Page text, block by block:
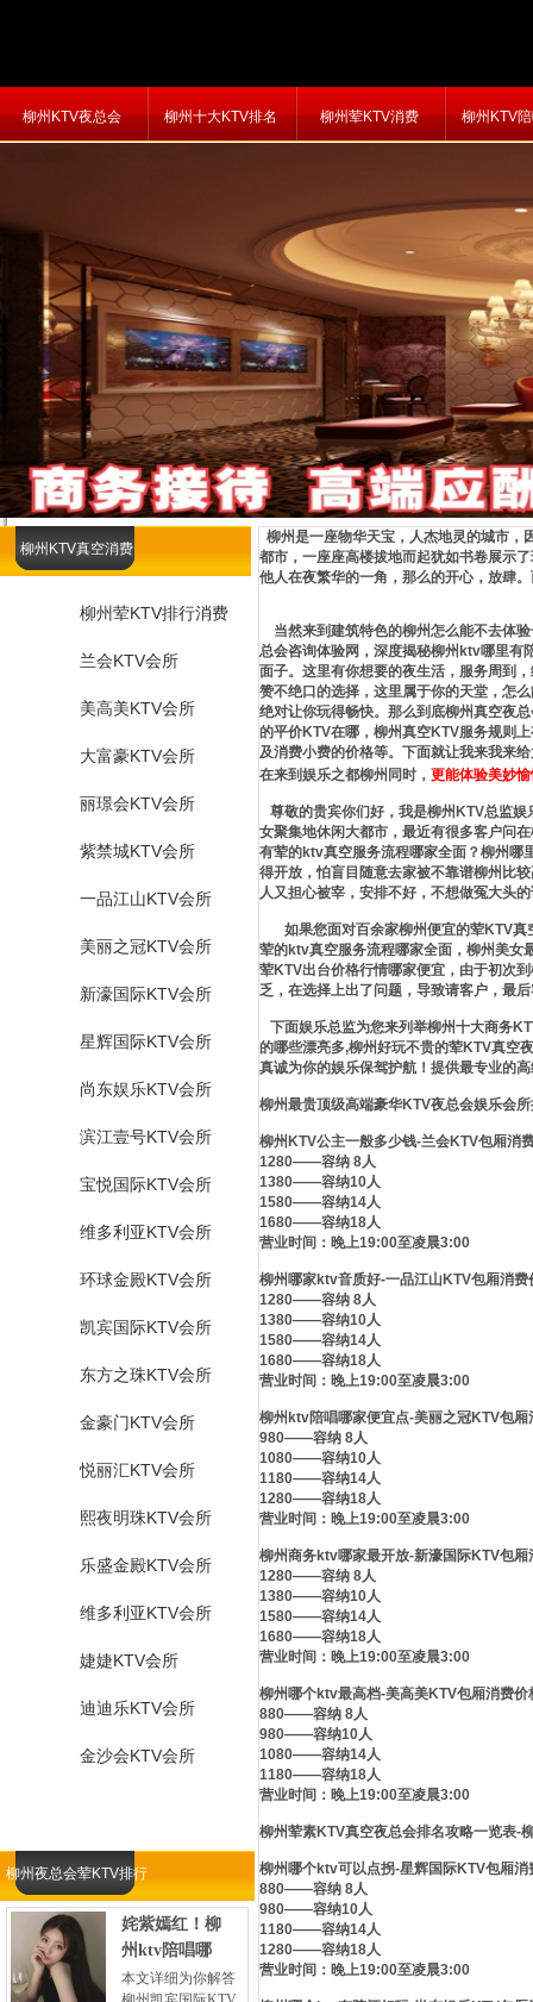
柳州KTV夜总会 柳州十大KTV排名 柳州荤KTV消费 柳州KTV
柳州是一座物华天宝，人杰地灵的城市，
都市，一座座高楼拔地而起犹如书卷展示
他人在夜繁华的一角，那么的开心，放肆
当然来到建筑特色的柳州怎么能不去体
总会咨询体验网，深度揭秘柳州ktv哪里有
面子。这里有你想要的夜生活，服务周到
赞不绝口的选择，这里属于你的天堂，怎
绝对让你玩得畅快。那么到底柳州真空夜
的平价KTV在哪，柳州真空KTV服务规则
及消费小费的价格等。下面就让我来我来
在来到娱乐之都柳州同时， 更能体验美妙
尊敬的贵宾你们好，我是柳州KTV总监
女聚集地休闲大都市，最近有很多客户问
有荤的ktv真空服务流程哪家全面？柳州哪
得开放，怕盲目随意去家被不靠谱柳州比
人又担心被宰，安排不好，不想做冤大头
如果您面对百余家柳州便宜的荤KTV真
荤的ktv真空服务流程哪家全面，柳州美女
荤KTV出台价格行情哪家便宜，由于初次
乏，在选择上出了问题，导致请客户，最
下面娱乐总监为您来列举柳州十大商务
的哪些漂亮多,柳州好玩不贵的荤KTV真空
真诚为你的娱乐保驾护航！提供最专业的
柳州最贵顶级高端豪华KTV夜总会娱乐会
柳州KTV公主一般多少钱-兰会KTV包厢消
1280——容纳 8人
1380——容纳10人
1580——容纳14人
1680——容纳18人
营业时间：晚上19:00至凌晨3:00
柳州哪家ktv音质好-一品江山KTV包厢消费
1280——容纳 8人
1380——容纳10人
1580——容纳14人
1680——容纳18人
营业时间：晚上19:00至凌晨3:00
柳州ktv陪唱哪家便宜点-美丽之冠KTV包厢
980——容纳 8人
1080——容纳10人
1180——容纳14人
1280——容纳18人
营业时间：晚上19:00至凌晨3:00
柳州商务ktv哪家最开放-新濠国际KTV包厢
1280——容纳 8人
1380——容纳10人
1580——容纳14人
1680——容纳18人
营业时间：晚上19:00至凌晨3:00
柳州哪个ktv最高档-美高美KTV包厢消费价
880——容纳 8人
980——容纳10人
1080——容纳14人
1180——容纳18人
营业时间：晚上19:00至凌晨3:00
柳州荤素KTV真空夜总会排名攻略一览表-
柳州哪个ktv可以点拐-星辉国际KTV包厢消
880——容纳 8人
980——容纳10人
1180——容纳14人
1280——容纳18人
营业时间：晚上19:00至凌晨3:00
柳州KTV真空消费
柳州荤KTV排行消费
兰会KTV会所
美高美KTV会所
大富豪KTV会所
丽璟会KTV会所
紫禁城KTV会所
一品江山KTV会所
美丽之冠KTV会所
新濠国际KTV会所
星辉国际KTV会所
尚东娱乐KTV会所
滨江壹号KTV会所
宝悦国际KTV会所
维多利亚KTV会所
环球金殿KTV会所
凯宾国际KTV会所
东方之珠KTV会所
金豪门KTV会所
悦丽汇KTV会所
熙夜明珠KTV会所
乐盛金殿KTV会所
维多利亚KTV会所
婕婕KTV会所
迪迪乐KTV会所
金沙会KTV会所
柳州夜总会荤KTV排行
姹紫嫣红！柳
州ktv陪唱哪
本文详细为你解答